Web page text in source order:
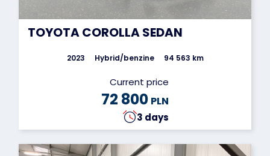
TOYOTA COROLLA SEDAN
2023 Hybrid/benzine 94 563 km
Current price
72 800 PLN
3 days